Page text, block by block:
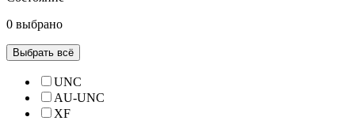
0 выбрано
Выбрать всё
UNC
AU-UNC
XF